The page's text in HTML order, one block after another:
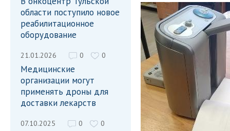
области поступило новое
реабилитационное
оборудование
21.01.2026 0 0
Медицинские
организации могут
применять дроны для
доставки лекарств
07.10.2025 0 0